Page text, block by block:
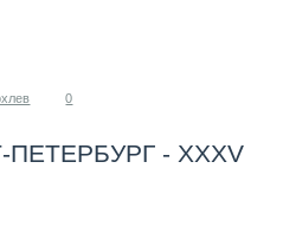
0
- XXXV